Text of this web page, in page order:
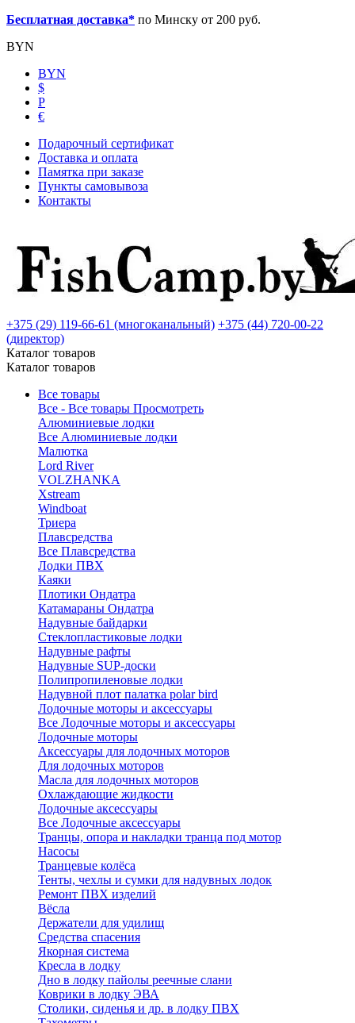
Бесплатная доставка* по Минску от 200 руб.
BYN
BYN
$
Р
€
Подарочный сертификат
Доставка и оплата
Памятка при заказе
Пункты самовывоза
Контакты
+375 (29) 119-66-61 (многоканальный) +375 (44) 720-00-22
(директор)
Каталог товаров
Каталог товаров
Все товары
Все - Все товары Просмотреть
Алюминиевые лодки
Все Алюминиевые лодки
Малютка
Lord River
VOLZHANKA
Xstream
Windboat
Триера
Плавсредства
Все Плавсредства
Лодки ПВХ
Каяки
Плотики Ондатра
Катамараны Ондатра
Надувные байдарки
Стеклопластиковые лодки
Надувные рафты
Надувные SUP-доски
Полипропиленовые лодки
Надувной плот палатка polar bird
Лодочные моторы и аксессуары
Все Лодочные моторы и аксессуары
Лодочные моторы
Аксессуары для лодочных моторов
Для лодочных моторов
Масла для лодочных моторов
Охлаждающие жидкости
Лодочные аксессуары
Все Лодочные аксессуары
Транцы, опора и накладки транца под мотор
Насосы
Транцевые колёса
Тенты, чехлы и сумки для надувных лодок
Ремонт ПВХ изделий
Вёсла
Держатели для удилищ
Средства спасения
Якорная система
Кресла в лодку
Дно в лодку пайолы реечные слани
Коврики в лодку ЭВА
Столики, сиденья и др. в лодку ПВХ